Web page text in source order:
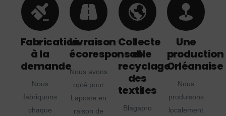
Fabrication
à la
demande
Nous
fabriquons
chaque
Livraison
écoresponsable
Nous avons
opté pour
Laposte en
raison de
Collecte
et
recyclage
des
textiles
Blagapro
Une
production
Orléanaise
Nous
produisons
localement